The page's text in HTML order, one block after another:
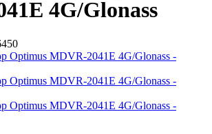
4G/Glonass